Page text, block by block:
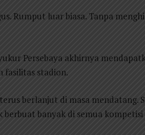
Rumput luar biasa. Tanpa
Persebaya akhirnya
fasilitas stadion.
berlanjut di masa mendatang.
banyak di semua